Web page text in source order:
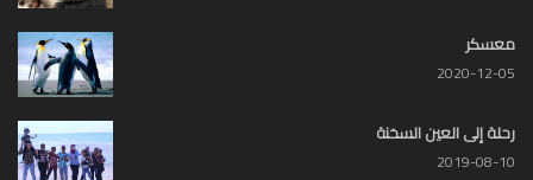
معسكر
2020-12-05
رحلة إلى العين السخنة
2019-08-10